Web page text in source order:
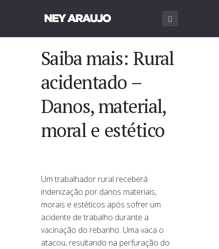
Saiba mais: Rural
acidentado –
Danos, material,
moral e estético
Um trabalhador rural receberá
indenização por danos materiais,
morais e estéticos após sofrer um
acidente de trabalho durante a
vacinação do rebanho. Uma vaca o
atacou, resultando na perfuração do